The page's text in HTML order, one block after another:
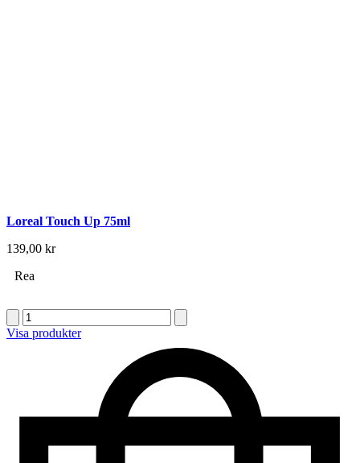
Loreal Touch Up 75ml
139,00 kr
Rea
Loreal
Blond
Studio
Visa produkter